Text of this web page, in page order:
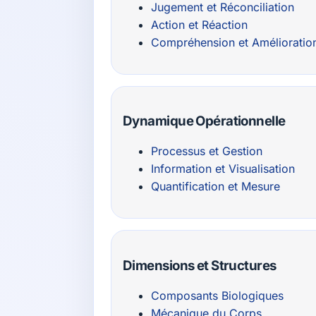
Jugement et Réconciliation
Action et Réaction
Compréhension et
Dynamique Opérationnelle
Processus et Gestion
Information et Visualisation
Quantification et Mesure
Dimensions et Structures
Composants Biologiques